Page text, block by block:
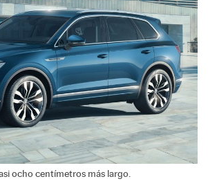
ocho centímetros más largo.